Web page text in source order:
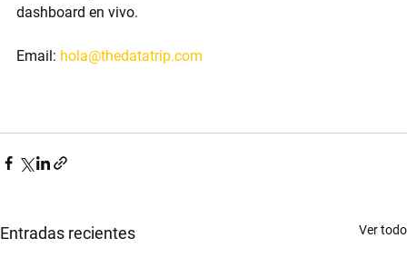
dashboard en vivo.
Email: hola@thedatatrip.com
Entradas recientes Ver todo